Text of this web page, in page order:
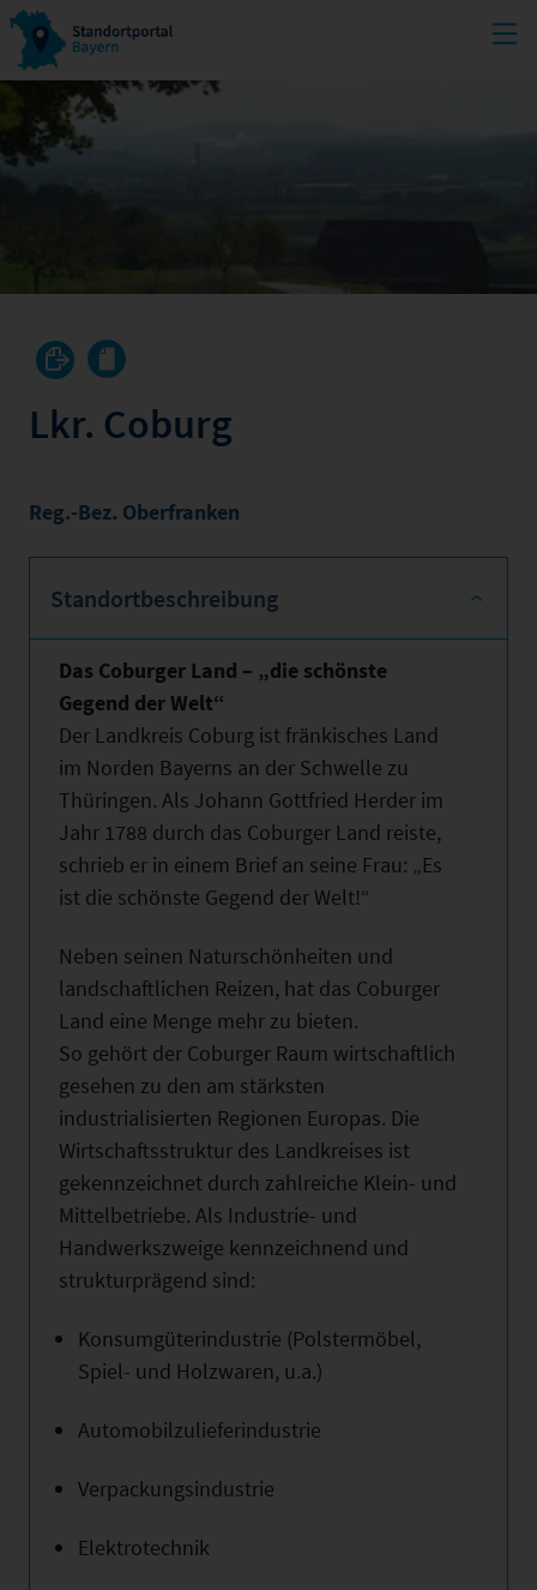
Lkr. Coburg
Reg.-Bez. Oberfranken
Standortbeschreibung
Das Coburger Land – „die schönste
Gegend der Welt“
Der Landkreis Coburg ist fränkisches Land
im Norden Bayerns an der Schwelle zu
Thüringen. Als Johann Gottfried Herder im
Jahr 1788 durch das Coburger Land reiste,
schrieb er in einem Brief an seine Frau: „Es
ist die schönste Gegend der Welt!“
Neben seinen Naturschönheiten und
landschaftlichen Reizen, hat das Coburger
Land eine Menge mehr zu bieten.
So gehört der Coburger Raum wirtschaftlich
gesehen zu den am stärksten
industrialisierten Regionen Europas. Die
Wirtschaftsstruktur des Landkreises ist
gekennzeichnet durch zahlreiche Klein- und
Mittelbetriebe. Als Industrie- und
Handwerkszweige kennzeichnend und
strukturprägend sind:
Konsumgüterindustrie (Polstermöbel,
Spiel- und Holzwaren, u.a.)
Automobilzulieferindustrie
Verpackungsindustrie
Elektrotechnik